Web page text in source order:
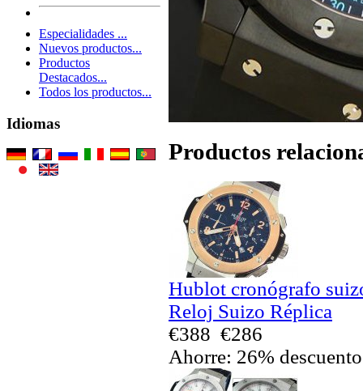
Especialidades ...
Nuevos productos...
Productos
Destacados...
Todos los productos...
Idiomas
Productos
Hublot cronógrafo
Reloj Suizo Réplica
€388 €286
Ahorre: 26% descuento